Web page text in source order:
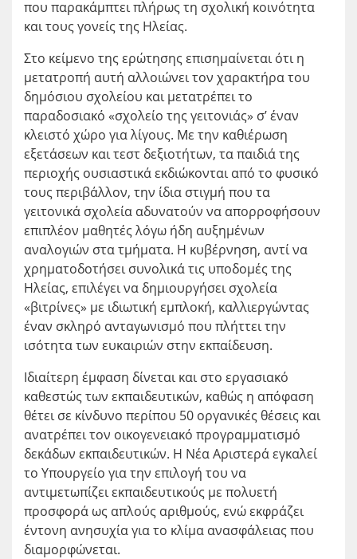
που παρακάμπτει πλήρως τη σχολική κοινότητα
και τους γονείς της Ηλείας.
Στο κείμενο της ερώτησης επισημαίνεται ότι η
μετατροπή αυτή αλλοιώνει τον χαρακτήρα του
δημόσιου σχολείου και μετατρέπει το
παραδοσιακό «σχολείο της γειτονιάς» σ’ έναν
κλειστό χώρο για λίγους. Με την καθιέρωση
εξετάσεων και τεστ δεξιοτήτων, τα παιδιά της
περιοχής ουσιαστικά εκδιώκονται από το φυσικό
τους περιβάλλον, την ίδια στιγμή που τα
γειτονικά σχολεία αδυνατούν να απορροφήσουν
επιπλέον μαθητές λόγω ήδη αυξημένων
αναλογιών στα τμήματα. Η κυβέρνηση, αντί να
χρηματοδοτήσει συνολικά τις υποδομές της
Ηλείας, επιλέγει να δημιουργήσει σχολεία
«βιτρίνες» με ιδιωτική εμπλοκή, καλλιεργώντας
έναν σκληρό ανταγωνισμό που πλήττει την
ισότητα των ευκαιριών στην εκπαίδευση.
Ιδιαίτερη έμφαση δίνεται και στο εργασιακό
καθεστώς των εκπαιδευτικών, καθώς η απόφαση
θέτει σε κίνδυνο περίπου 50 οργανικές θέσεις και
ανατρέπει τον οικογενειακό προγραμματισμό
δεκάδων εκπαιδευτικών. Η Νέα Αριστερά εγκαλεί
το Υπουργείο για την επιλογή του να
αντιμετωπίζει εκπαιδευτικούς με πολυετή
προσφορά ως απλούς αριθμούς, ενώ εκφράζει
έντονη ανησυχία για το κλίμα ανασφάλειας που
διαμορφώνεται.